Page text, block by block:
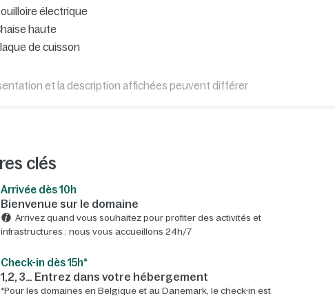
électrique
haute
de cuisson
et la description affichées peuvent différer
clés
Arrivée dès 10h​
Bienvenue sur le domaine​
Arrivez quand vous souhaitez pour profiter des activités et
infrastructures : nous vous accueillons 24h/7​
Check-in dès 15h*​
1,2, 3… Entrez dans votre hébergement
*Pour les domaines en Belgique et au Danemark, le check-in est